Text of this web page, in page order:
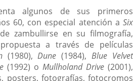
algunos de sus primeros
60, con especial atención a Six
zambullirse en su filmografía,
a través de películas
(1980),Dune (1984),Blue Velvet
(1992) o Mullholand Drive (2001),
posters, fotografías, fotocromos